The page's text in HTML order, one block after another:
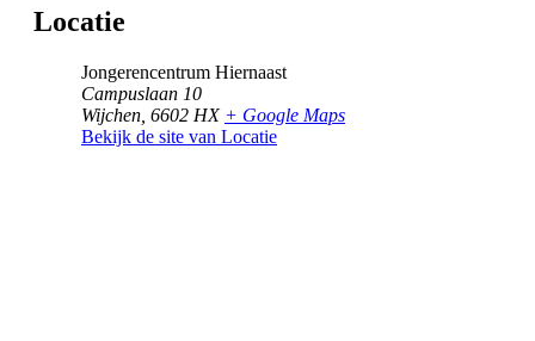
Locatie
Jongerencentrum Hiernaast
Campuslaan 10
Wijchen 6602 HX + Google Maps
Bekijk de site van Locatie